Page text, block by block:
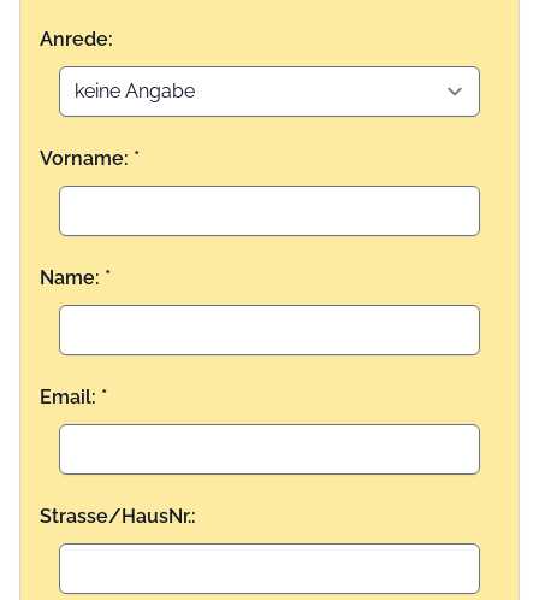
Anrede:
Vorname: *
Name: *
Email: *
Strasse/HausNr.: